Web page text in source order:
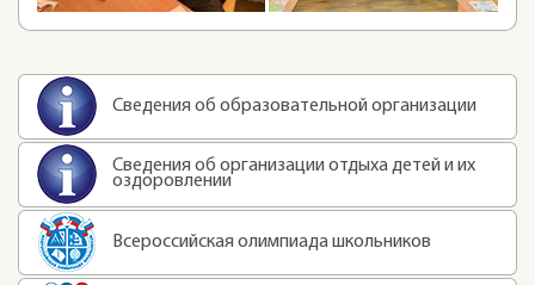
Сведения об образовательной организации
Сведения об организации отдыха детей и их
оздоровлении
Всероссийская олимпиада школьников